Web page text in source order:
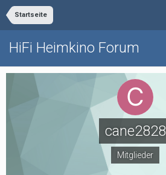
Startseite
HiFi Heimkino Forum
cane2828
Mitglieder